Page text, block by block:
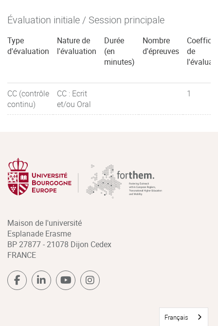
Évaluation initiale / Session principale
Type
d'évaluation
Nature de
l'évaluation
Durée
(en
minutes)
Nombre
d'épreuves
de
CC (contrôle
continu)
CC : Ecrit
et/ou Oral
1
Maison de l'université
Esplanade Erasme
BP 27877 - 21078 Dijon Cedex
FRANCE
Français